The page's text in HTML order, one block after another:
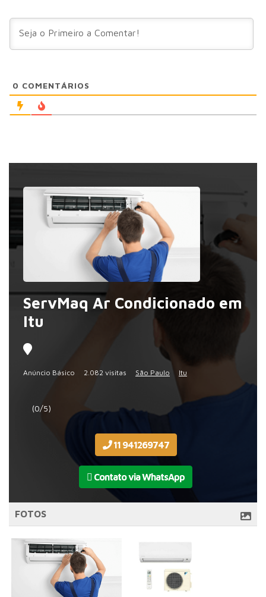
0 COMENTÁRIOS
ServMaq Ar Condicionado em
Itu
Anúncio Básico 2.082 visitas São Paulo Itu
(0/5)
11 941269747
Contato via WhatsApp
FOTOS